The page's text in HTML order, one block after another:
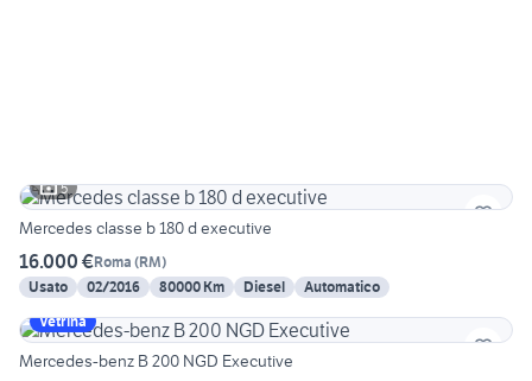
5
Mercedes classe b 180 d executive
16.000 €Roma (RM)
Usato
02/2016 80000 Km Diesel
Automatico
Vetrina
Mercedes-benz B 200 NGD Executive